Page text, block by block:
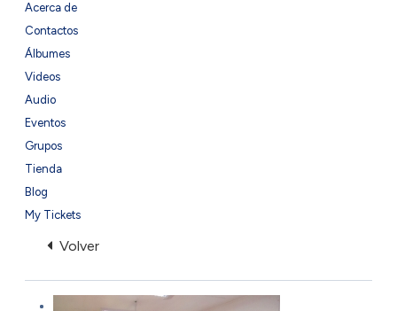
Acerca de
Contactos
Álbumes
Videos
Audio
Eventos
Grupos
Tienda
Blog
My Tickets
Volver